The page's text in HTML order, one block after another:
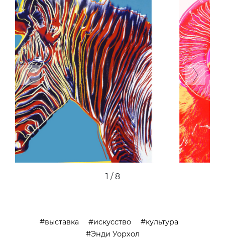
Previous Next
2 / 8
выставка искусство
культура
Энди Уорхол